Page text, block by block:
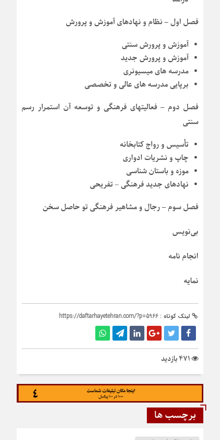
فصل اول – نظام و نهادهای آموزش و پرورش
آموزش و پرورش سنتی
آموزش و پرورش جدید
مدرسه های میسیونری
برپایی مدرسه های عالی و تخصصی
فصل دوم – فعالیتهای فرهنگی و توسعه آن استمرار رسم
سنتی
تأسیس و رواج کتابخانه
چاپ و نشریات ادواری
موزه و باستان شناسی
نهادهای جدید فرهنگی – تفریحی
فصل سوم – رجال و مشاهیر فرهنگی تو حاصل سخن
بی‌نویس
انجام نامه
نمایه
لینک کوتاه : https://daftarhayetehran.com/?p=5966
برچسب ها